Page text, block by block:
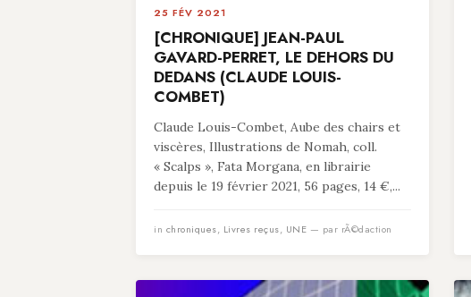
25 FÉV 2021
[CHRONIQUE] JEAN-PAUL
GAVARD-PERRET, LE DEHORS DU
DEDANS (CLAUDE LOUIS-
COMBET)
Claude Louis-Combet, Aube des chairs et
viscères, Illustrations de Nomah, coll.
« Scalps », Fata Morgana, en librairie
depuis le 19 février 2021, 56 pages, 14 €,...
in chroniques, Livres reçus, UNE — par rÃ©daction